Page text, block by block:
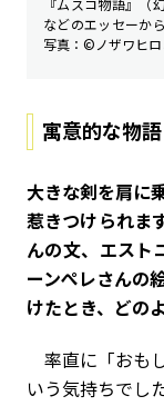
『ムスコ物語』（
などのエッセーか
写真：©️ノザワヒロ
寓意的な物語
――大きな剣を肩
惹きつけられま
んの文、エスト
ーンぺレさんの
けたとき、どの
率直に「おも
いう気持ちでし